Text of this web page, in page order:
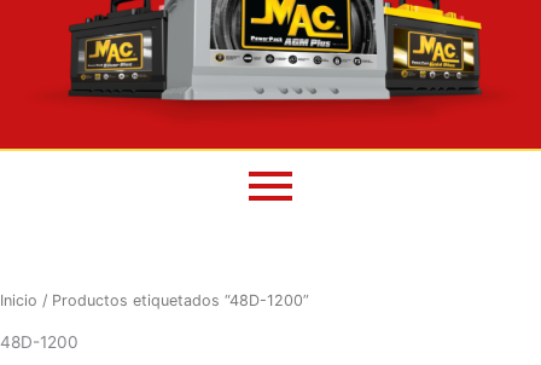
Inicio / Productos etiquetados “48D-1200”
48D-1200